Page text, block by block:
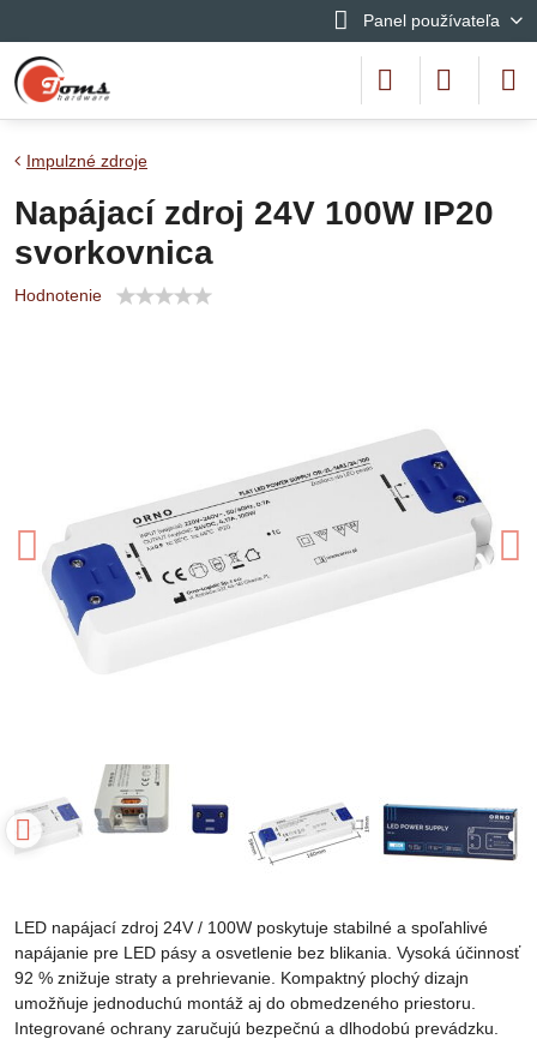
Panel používateľa
Impulzné zdroje
Napájací zdroj 24V 100W IP20
svorkovnica
Hodnotenie
LED napájací zdroj 24V / 100W poskytuje stabilné a spoľahlivé
napájanie pre LED pásy a osvetlenie bez blikania. Vysoká účinnosť
92 % znižuje straty a prehrievanie. Kompaktný plochý dizajn
umožňuje jednoduchú montáž aj do obmedzeného priestoru.
Integrované ochrany zaručujú bezpečnú a dlhodobú prevádzku.